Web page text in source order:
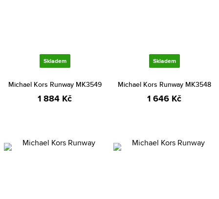
Skladem
Michael Kors Runway MK3549
1 884 Kč
Skladem
Michael Kors Runway MK3548
1 646 Kč